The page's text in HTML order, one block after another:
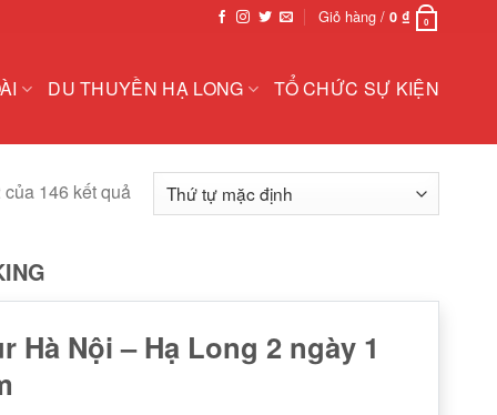
Giỏ hàng / 0 ₫ 0
DU THUYỀN HẠ LONG TỔ CHỨC SỰ KIỆN
146 kết quả
Hà Nội – Hạ Long 2 ngày 1